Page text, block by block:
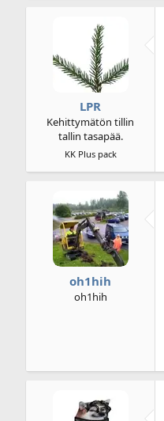
LPR
Kehittymätön tillin
tallin tasapää.
KK Plus pack
oh1hih
oh1hih